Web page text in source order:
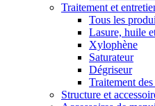
Traitement et
Tous les
Lasure, huile
Xylophène
Saturateur
Dégriseur
Traitement
Structure et